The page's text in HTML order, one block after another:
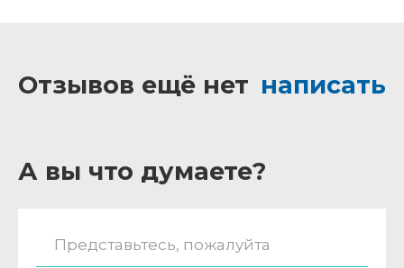
Отзывов ещё нет написать
А вы что думаете?